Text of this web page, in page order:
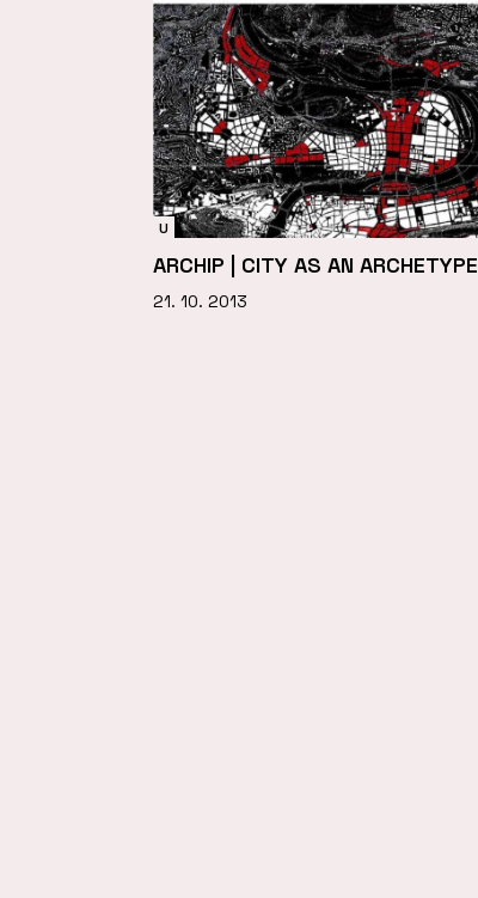
U
ARCHIP | CITY AS AN ARCHETYPE
21. 10. 2013